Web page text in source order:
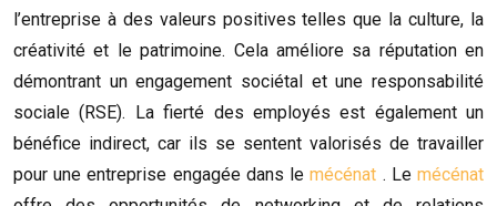
l’entreprise à des valeurs positives telles que la culture, la
créativité et le patrimoine. Cela améliore sa réputation en
démontrant un engagement sociétal et une responsabilité
sociale (RSE). La fierté des employés est également un
bénéfice indirect, car ils se sentent valorisés de travailler
pour une entreprise engagée dans lemécénat . Lemécénat